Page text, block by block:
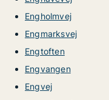
Engholmvej
Engmarksvej
Engtoften
Engvangen
Engvej